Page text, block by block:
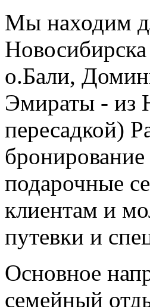
Мы находим
о.Бали,
Эмираты - из
пересадкой)
подарочные
клиентам и
путевки и
Основное
семейный